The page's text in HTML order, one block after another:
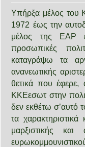
Υπήρξα μέλος του
1972 έως την
μέλος της ΕΑΡ
προσωπικές
καταγράψω τα
ανανεωτικής
θετικά που έφερε,
ΚΚΕεσωτ στην
δεν εκθέτω σ’αυτό
τα χαρακτηριστικά
μαρξιστικής και